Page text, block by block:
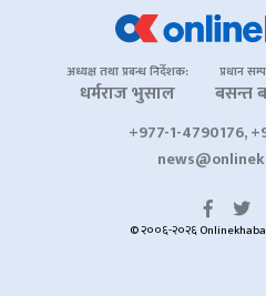
अध्यक्ष तथा प्रबन्ध निर्देशक:
धर्मराज भुसाल
प्रधान
बसन्त
+977-1-4790176,
© २००६-२०२६